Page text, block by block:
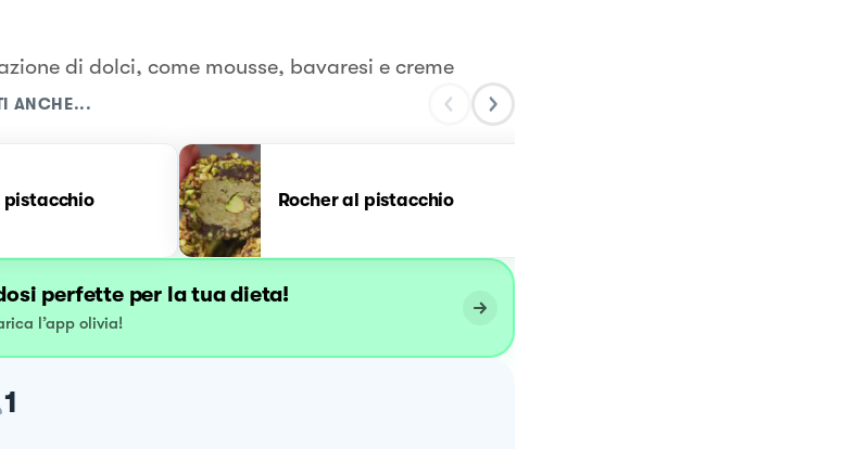
di dolci, come mousse, bavaresi e creme
ANCHE...
pistacchio Rocher al pistacchio
perfette per la tua dieta!
l’app olivia!
1